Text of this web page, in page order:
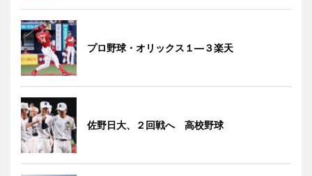
プロ野球・オリックス１―３楽天
佐野日大、２回戦へ 高校野球